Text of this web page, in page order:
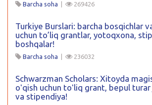
Barcha soha 269426
Turkiye Burslari: barcha bosqichlar
uchun to’liq grantlar, yotoqxona,
boshqalar!
Barcha soha 236032
Schwarzman Scholars: Xitoyda
oʻqish uchun toʻliq grant, bepul
va stipendiya!